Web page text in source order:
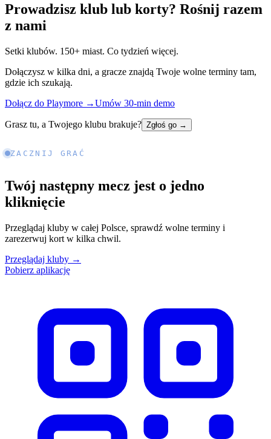
Prowadzisz klub lub korty? Rośnij razem
z nami
Setki klubów. 150+ miast. Co tydzień więcej.
Dołączysz w kilka dni, a gracze znajdą Twoje wolne terminy tam,
gdzie ich szukają.
Dołącz do Playmore →Umów 30-min demo
Grasz tu, a Twojego klubu brakuje? Zgłoś go →
ZACZNIJ GRAĆ
Twój następny mecz jest o jedno
kliknięcie
Przeglądaj kluby w całej Polsce, sprawdź wolne terminy i
zarezerwuj kort w kilka chwil.
Przeglądaj kluby →
Pobierz aplikację